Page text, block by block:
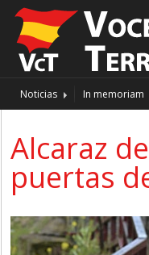
Noticias In memoriam
Alcaraz
puertas